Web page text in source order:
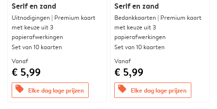
Serif en zand
Uitnodigingen | Premium kaart
met keuze uit 3
papierafwerkingen
Set van 10 kaarten
Vanaf
€ 5,99
offers Elke dag lage prijzen
Serif en zand
Bedankkaarten | Premium kaart
met keuze uit 3
papierafwerkingen
Set van 10 kaarten
Vanaf
€ 5,99
offers Elke dag lage prijzen